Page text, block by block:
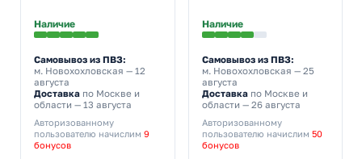
Наличие
Самовывоз из ПВЗ:
м. Новохохловская — 12
августа
Доставка по Москве и
области — 13 августа
Авторизованному
пользователю начислим 9
бонусов
Наличие
Самовывоз из ПВЗ:
м. Новохохловская — 25
августа
Доставкапо Москве и
области — 26 августа
Авторизованному
пользователю начислим 50
бонусов